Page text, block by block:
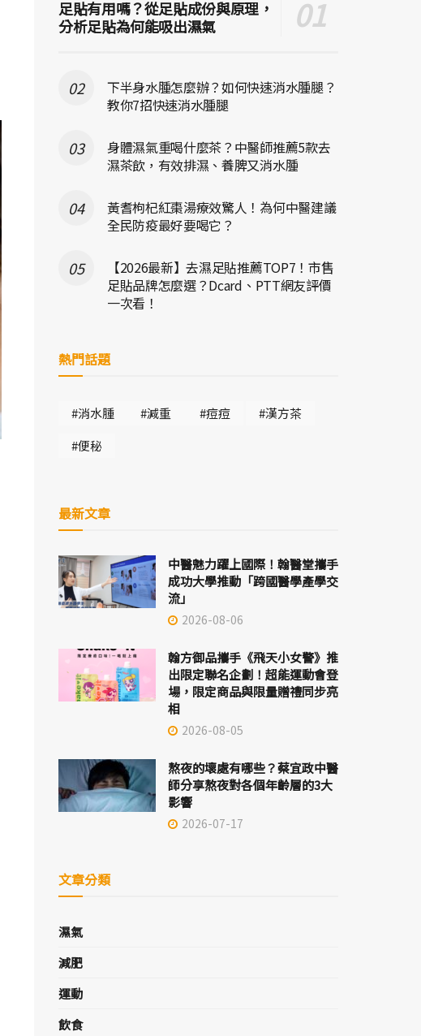
足貼有用嗎？從足貼成份與原理，
分析足貼為何能吸出濕氣
下半身水腫怎麼辦？如何快速消水腫腿？
教你7招快速消水腫腿
身體濕氣重喝什麼茶？中醫師推薦5款去
濕茶飲，有效排濕、養脾又消水腫
黃耆枸杞紅棗湯療效驚人！為何中醫建議
全民防疫最好要喝它？
【2026最新】去濕足貼推薦TOP7！市售
足貼品牌怎麼選？Dcard、PTT網友評價
一次看！
熱門話題
#消水腫 #減重 #痘痘
#漢方茶
#便秘
最新文章
中醫魅力躍上國際！翰醫堂攜手
成功大學推動「跨國醫學產學交
流」
2026-08-06
翰方御品攜手《飛天小女警》推
出限定聯名企劃！超能運動會登
場，限定商品與限量贈禮同步亮
相
2026-08-05
熬夜的壞處有哪些？蔡宜政中醫
師分享熬夜對各個年齡層的3大
影響
2026-07-17
文章分類
濕氣
減肥
運動
飲食